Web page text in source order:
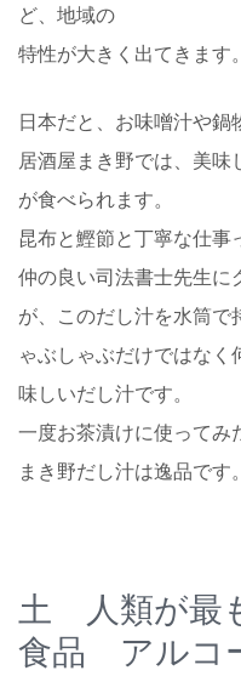
ど、地域の
特性が大きく出てきます。
日本だと、お味噌汁や鍋
居酒屋まき野では、美
が食べられます。
昆布と鰹節と丁寧な仕事
仲の良い司法書士先生に
が、このだし汁を水筒で
ゃぶしゃぶだけではな
味しいだし汁です。
一度お茶漬けに使ってみ
まき野だし汁は逸品です。
土 人類が最
食品 アルコ